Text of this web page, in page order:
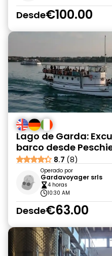
Desde€100.00
Lago de Garda:
barco desde
8.7 (8)
Operado por
Gardavoyager srls
4 horas
10:30 AM
Desde€63.00